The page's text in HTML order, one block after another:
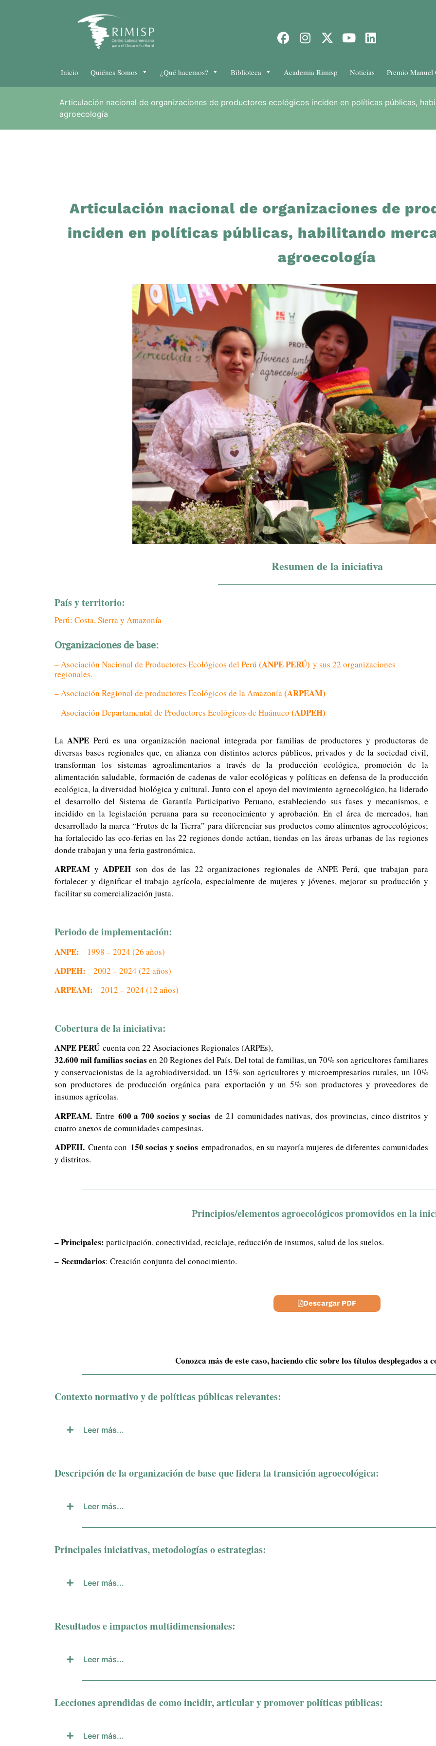
Inicio Quiénes Somos ¿Qué hacemos? Biblioteca Academia Rimisp Noticias Premio Manuel
Articulación nacional de organizaciones de productores ecológicos inciden en políticas públicas,
agroecología
Articulación nacional de organizaciones de
inciden en políticas públicas, habilitando
agroecología
Resumen de la iniciativa
País y territorio:
Perú: Costa, Sierra y Amazonía
Organizaciones de base:
– Asociación Nacional de Productores Ecológicos del Perú (ANPE PERÚ) y sus 22 organizaciones
regionales.
– Asociación Regional de productores Ecológicos de la Amazonía(ARPEAM)
– Asociación Departamental de Productores Ecológicos de Huánuco (ADPEH)
LaANPE Perú es una organización nacional integrada por familias de productores y productoras de
diversas bases regionales que, en alianza con distintos actores públicos, privados y de la sociedad civil,
transforman los sistemas agroalimentarios a través de la producción ecológica, promoción de la
alimentación saludable, formación de cadenas de valor ecológicas y políticas en defensa de la producción
ecológica, la diversidad biológica y cultural. Junto con el apoyo del movimiento agroecológico, ha liderado
el desarrollo del Sistema de Garantía Participativo Peruano, estableciendo sus fases y mecanismos, e
incidido en la legislación peruana para su reconocimiento y aprobación. En el área de mercados, han
desarrollado la marca “Frutos de la Tierra” para diferenciar sus productos como alimentos agroecológicos;
ha fortalecido las eco-ferias en las 22 regiones donde actúan, tiendas en las áreas urbanas de las regiones
donde trabajan y una feria gastronómica.
ARPEAM yADPEH son dos de las 22 organizaciones regionales de ANPE Perú, que trabajan para
fortalecer y dignificar el trabajo agrícola, especialmente de mujeres y jóvenes, mejorar su producción y
facilitar su comercialización justa.
Periodo de implementación:
ANPE: 1998 – 2024 (26 años)
ADPEH: 2002 – 2024 (22 años)
ARPEAM: 2012 – 2024 (12 años)
Cobertura de la iniciativa:
ANPE PERÚ cuenta con 22 Asociaciones Regionales (ARPEs),
32.600 mil familias socias en 20 Regiones del País. Del total de familias, un 70% son agricultores familiares
y conservacionistas de la agrobiodiversidad, un 15% son agricultores y microempresarios rurales, un 10%
son productores de producción orgánica para exportación y un 5% son productores y proveedores de
insumos agrícolas.
ARPEAM. Entre 600 a 700 socios y socias de 21 comunidades nativas, dos provincias, cinco distritos y
cuatro anexos de comunidades campesinas.
ADPEH. Cuenta con 150 socias y socios empadronados, en su mayoría mujeres de diferentes comunidades
y distritos.
Principios/elementos agroecológicos promovidos en la
– Principales: participación, conectividad, reciclaje, reducción de insumos, salud de los suelos.
– Secundarios: Creación conjunta del conocimiento.
Descargar PDF
Conozca más de este caso, haciendo clic sobre los títulos desplegados a
Contexto normativo y de políticas públicas relevantes:
Leer más...
Descripción de la organización de base que lidera la transición agroecológica:
Leer más...
Principales iniciativas, metodologías o estrategias:
Leer más...
Resultados e impactos multidimensionales:
Leer más...
Lecciones aprendidas de como incidir, articular y promover políticas públicas:
Leer más...